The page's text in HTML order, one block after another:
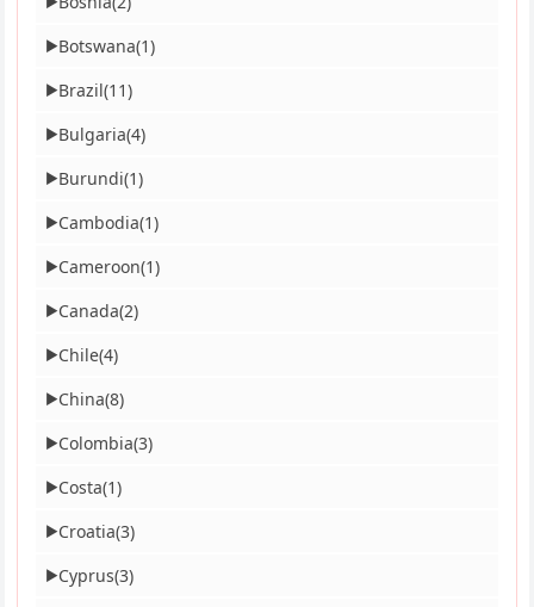
▶Botswana(1)
▶Brazil(11)
▶Bulgaria(4)
▶Burundi(1)
▶Cambodia(1)
▶Cameroon(1)
▶Canada(2)
▶Chile(4)
▶China(8)
▶Colombia(3)
▶Costa(1)
▶Croatia(3)
▶Cyprus(3)